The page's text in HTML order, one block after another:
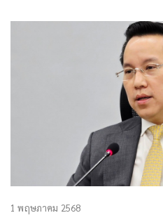
ปัญหาค่าไฟแพงถึงต้นตอ
1 พฤษภาคม 2568